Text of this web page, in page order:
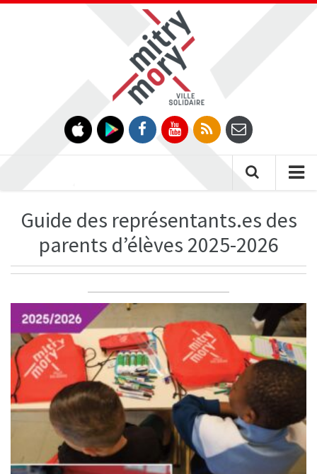
Gestion des traceurs
Guide des représentants.es des
parents d’élèves 2025-2026